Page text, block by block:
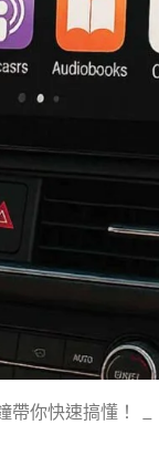
帶你快速搞懂！ _